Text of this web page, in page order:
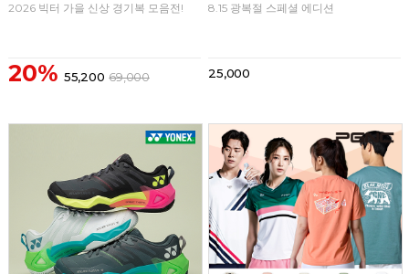
2026 빅터 가을 신상 경기복 모음전!
20% 55,200 69,000
8.15 광복절 스페셜 에디션
25,000